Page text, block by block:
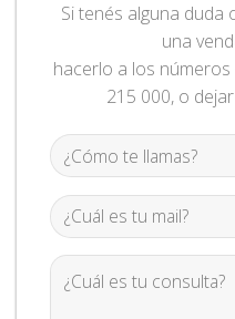
Si tenés alguna
una
hacerlo a los
215 000, o